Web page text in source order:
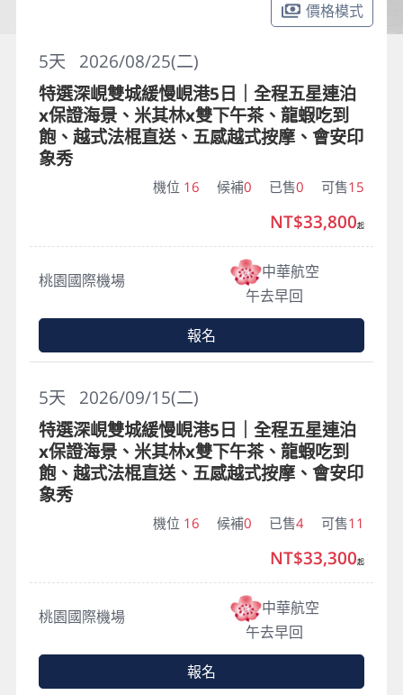
價格模式
2026/08/25(二)
5天
特選深峴雙城緩慢峴港5日｜全程五星連泊
x保證海景、米其林x雙下午茶、龍蝦吃到
飽、越式法棍直送、五感越式按摩、會安印
象秀
機位 16 候補0 已售0 可售15
桃園國際機場
中華航空
午去早回
NT$33,800起
報名
2026/09/15(二)
5天
特選深峴雙城緩慢峴港5日｜全程五星連泊
x保證海景、米其林x雙下午茶、龍蝦吃到
飽、越式法棍直送、五感越式按摩、會安印
象秀
機位 16 候補0 已售4 可售11
桃園國際機場
中華航空
午去早回
NT$33,300起
報名